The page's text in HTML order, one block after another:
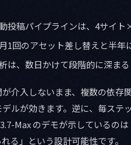
投稿パイプラインは、4サイ
1回のアセット差し替えと半年
は、数日かけて段階的に深まる
介入しないまま、複数の依
ルが効きます。逆に、毎ス
Max のデモが示しているの
る」という設計可能性です。